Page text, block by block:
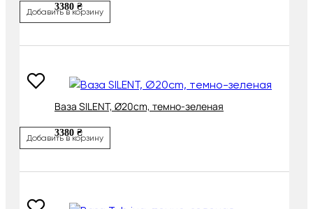
3380 ₴
Добавить в корзину
Ваза SILENT, Ø20cm, темно-зеленая
3380 ₴
Добавить в корзину